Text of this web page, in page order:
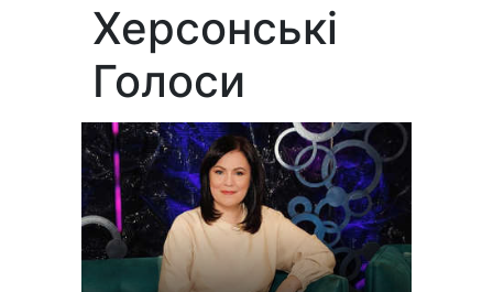
Херсонські
Голоси